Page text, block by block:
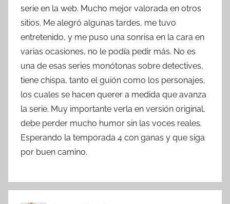
serie en la web. Mucho mejor valorada en otros
sitios. Me alegró algunas tardes, me tuvo
entretenido, y me puso una sonrisa en la cara en
varias ocasiones, no le podía pedir más. No es
una de esas series monótonas sobre detectives,
tiene chispa, tanto el guión como los personajes,
los cuales se hacen querer a medida que avanza
la serie. Muy importante verla en versión original,
debe perder mucho humor sin las voces reales.
Esperando la temporada 4 con ganas y que siga
por buen camino.